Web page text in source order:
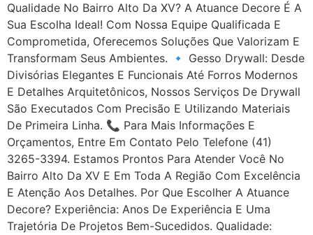
Qualidade No Bairro Alto Da XV? A Atuance Decore É A
Sua Escolha Ideal! Com Nossa Equipe Qualificada E
Comprometida, Oferecemos Soluções Que Valorizam E
Transformam Seus Ambientes. 🔹 Gesso Drywall: Desde
Divisórias Elegantes E Funcionais Até Forros Modernos
E Detalhes Arquitetônicos, Nossos Serviços De Drywall
São Executados Com Precisão E Utilizando Materiais
De Primeira Linha. 📞 Para Mais Informações E
Orçamentos, Entre Em Contato Pelo Telefone (41)
3265-3394. Estamos Prontos Para Atender Você No
Bairro Alto Da XV E Em Toda A Região Com Excelência
E Atenção Aos Detalhes. Por Que Escolher A Atuance
Decore? Experiência: Anos De Experiência E Uma
Trajetória De Projetos Bem-Sucedidos. Qualidade: